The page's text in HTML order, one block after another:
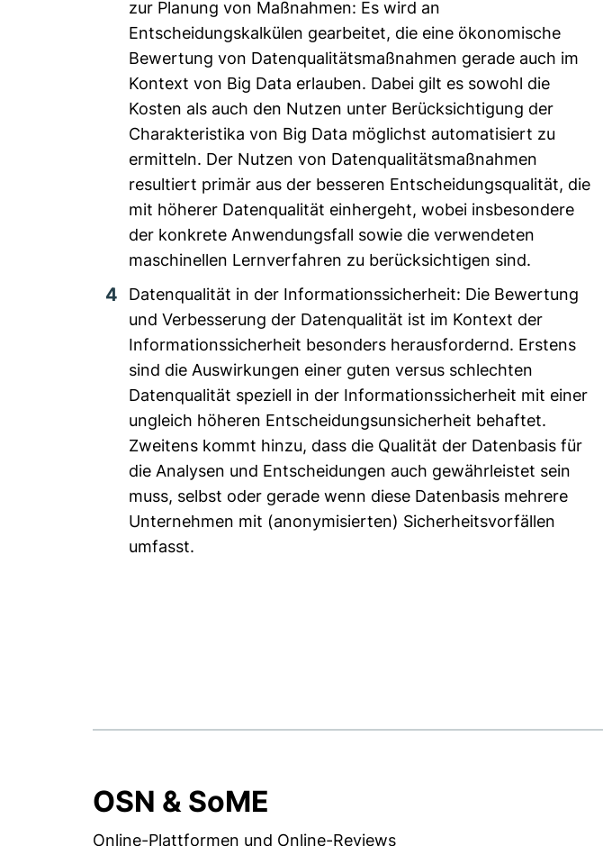
zur Planung von Maßnahmen: Es wird an
Entscheidungskalkülen gearbeitet, die eine ökonomische
Bewertung von Datenqualitätsmaßnahmen gerade auch im
Kontext von Big Data erlauben. Dabei gilt es sowohl die
Kosten als auch den Nutzen unter Berücksichtigung der
Charakteristika von Big Data möglichst automatisiert zu
ermitteln. Der Nutzen von Datenqualitätsmaßnahmen
resultiert primär aus der besseren Entscheidungsqualität, die
mit höherer Datenqualität einhergeht, wobei insbesondere
der konkrete Anwendungsfall sowie die verwendeten
maschinellen Lernverfahren zu berücksichtigen sind.
Datenqualität in der Informationssicherheit: Die Bewertung
und Verbesserung der Datenqualität ist im Kontext der
Informationssicherheit besonders herausfordernd. Erstens
sind die Auswirkungen einer guten versus schlechten
Datenqualität speziell in der Informationssicherheit mit einer
ungleich höheren Entscheidungsunsicherheit behaftet.
Zweitens kommt hinzu, dass die Qualität der Datenbasis für
die Analysen und Entscheidungen auch gewährleistet sein
muss, selbst oder gerade wenn diese Datenbasis mehrere
Unternehmen mit (anonymisierten) Sicherheitsvorfällen
umfasst.
OSN & SoME
Online-Plattformen und Online-Reviews